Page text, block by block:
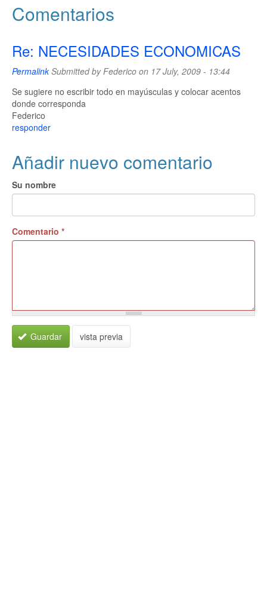
Comentarios
Re: NECESIDADES ECONOMICAS
PermalinkSubmitted byFederico on 17 July, 2009 - 13:44
Se sugiere no escribir todo en mayúsculas y colocar acentos
donde corresponda
Federico
responder
Añadir nuevo comentario
Su nombre
Comentario *
Guardar vista previa